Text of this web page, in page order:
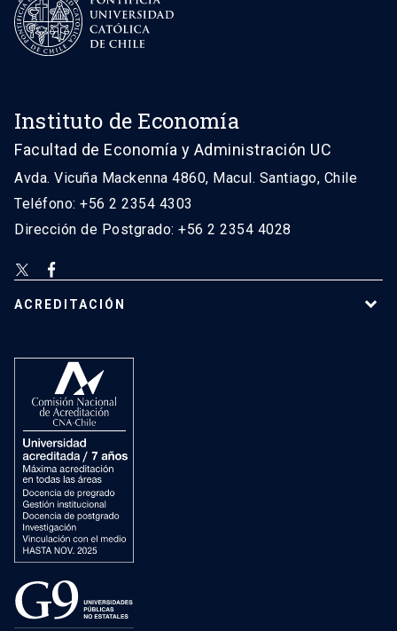
Instituto de Economía
Facultad de Economía y Administración UC
Avda. Vicuña Mackenna 4860, Macul. Santiago, Chile
Teléfono: +56 2 2354 4303
Dirección de Postgrado: +56 2 2354 4028
ACREDITACIÓN